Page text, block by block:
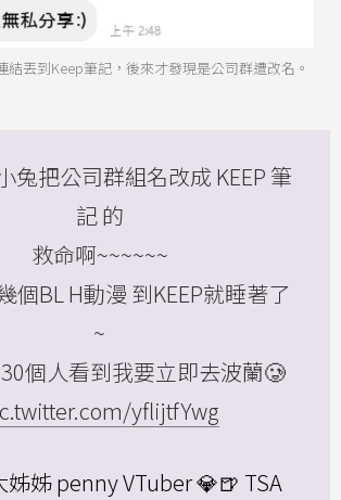
結丟到Keep筆記，後來才發現是公司群遭改名。
兔把公司群組名改成 KEEP 筆
記 的
救命啊~~~~~~
個BL H動漫 到KEEP就睡著了
~
個人看到我要立即去波蘭🥲
yflijtfYwg
姊 penny VTuber 💎🍺 TSA